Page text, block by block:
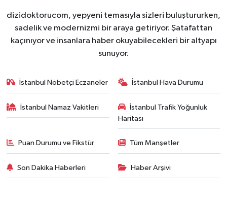
dizidoktorucom, yepyeni temasıyla sizleri buluştururken,
sadelik ve modernizmi bir araya getiriyor. Şatafattan
kaçınıyor ve insanlara haber okuyabilecekleri bir altyapı
sunuyor.
İstanbul Nöbetçi Eczaneler İstanbul Hava Durumu
İstanbul Namaz Vakitleri
İstanbul Trafik Yoğunluk
Haritası
Puan Durumu ve Fikstür Tüm Manşetler
Son Dakika Haberleri Haber Arşivi